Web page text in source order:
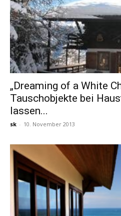
„Dreaming of a White
Tauschobjekte bei
lassen...
sk - 10. November 2013